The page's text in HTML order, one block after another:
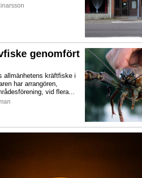
genomfört
allmänhetens kräftfiske i
har arrangören,
vid flera...